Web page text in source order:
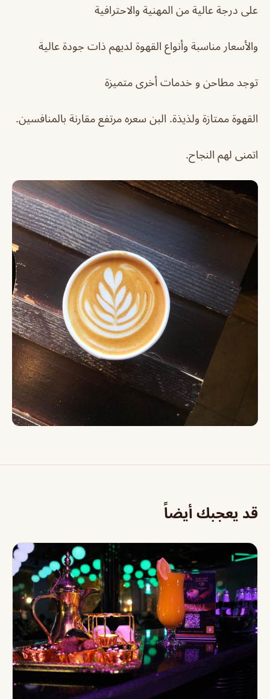
على درجة عالية من المهنية والاحترافية
والأسعار مناسبة وأنواع القهوة لديهم ذات جودة عالية
توجد مطاحن و خدمات أخرى متميزة
القهوة ممتازة ولذيذة. البن سعره مرتفع مقارنة بالمنافسين.
اتمنى لهم النجاح.
قد يعجبك أيضاً